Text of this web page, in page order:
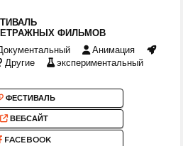
ФИЛЬМОВ
Анимация
Другие экспериментальный
ФЕСТИВАЛЬ
ВЕБСАЙТ
FACEBOOK